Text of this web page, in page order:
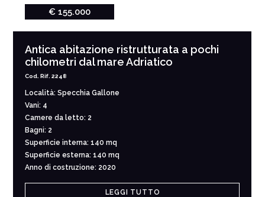
€ 155.000
Antica abitazione ristrutturata a pochi
chilometri dal mare Adriatico
Cod. Rif. 2248
Località: Specchia Gallone
Vani: 4
Camere da letto: 2
Bagni: 2
Superficie interna: 140 mq
Superficie esterna: 140 mq
Anno di costruzione: 2020
LEGGI TUTTO